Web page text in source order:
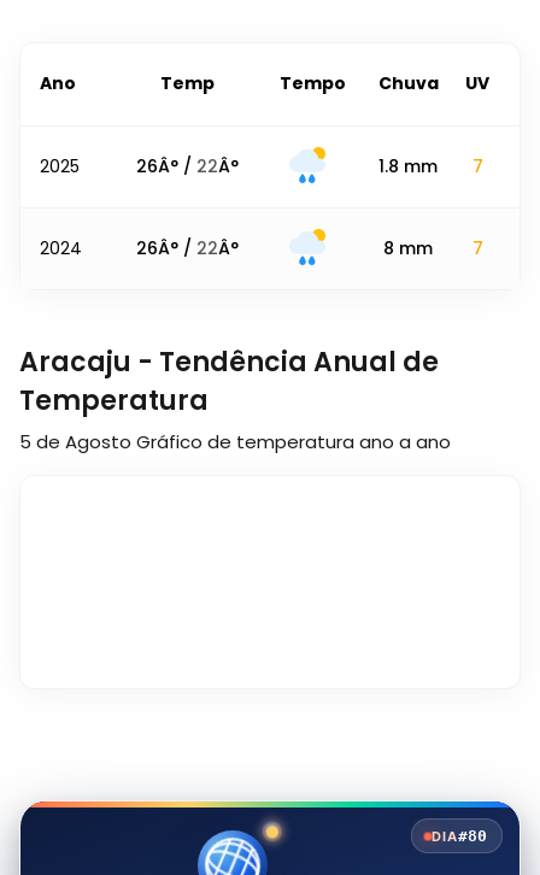
Ano Temp Tempo Chuva UV
2025 26Â° / 22Â° 1.8 mm 7
2024 26Â° / 22Â° 8 mm 7
Aracaju - Tendência Anual de
Temperatura
5 de Agosto Gráfico de temperatura ano a ano
DIA#80